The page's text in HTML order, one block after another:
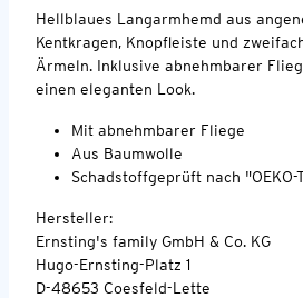
Hellblaues Langarmhemd aus
Kentkragen, Knopfleiste und
Ärmeln. Inklusive abnehmbarer
einen eleganten Look.
Mit abnehmbarer Fliege
Aus Baumwolle
Schadstoffgeprüft nach
Hersteller:
Ernsting's family GmbH & Co. KG
Hugo-Ernsting-Platz 1
D-48653 Coesfeld-Lette